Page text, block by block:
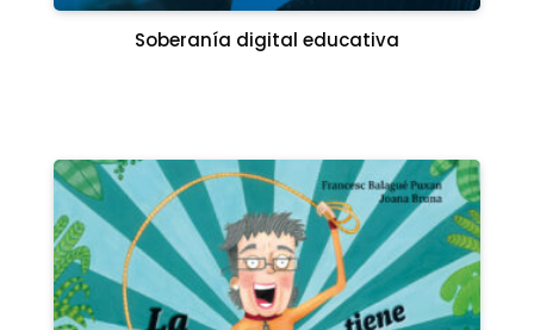
Soberanía digital educativa